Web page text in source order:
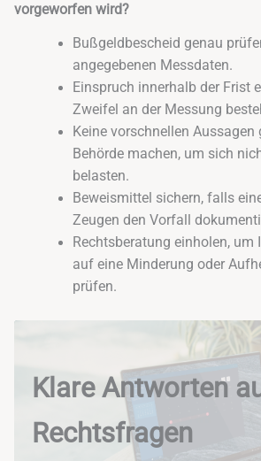
vorgeworfen wird?
Bußgeldbescheid genau
angegebenen Messdaten.
Einspruch innerhalb der Frist
Zweifel an der Messung
Keine vorschnellen Aussagen
Behörde machen, um sich
belasten.
Beweismittel sichern, falls
Zeugen den Vorfall
Rechtsberatung einholen, um
auf eine Minderung oder
prüfen.
Klare Antworten
Rechtsfragen